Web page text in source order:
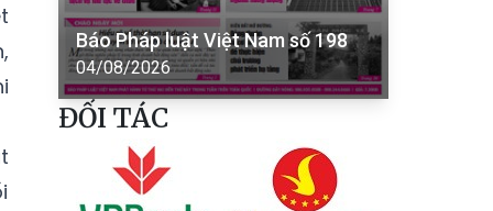
Báo Pháp luật Việt Nam số 198
04/08/2026
ĐỐI TÁC